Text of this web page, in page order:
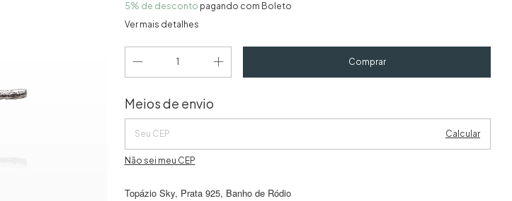
5% de desconto pagando com Boleto
Ver mais detalhes
Entregas para o CEP:
Meios de envio
Calcular
Não sei meu CEP
Topázio Sky, Prata 925, Banho de Ródio